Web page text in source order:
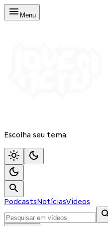
Menu
Escolha seu tema:
PodcastsNotíciasVídeos